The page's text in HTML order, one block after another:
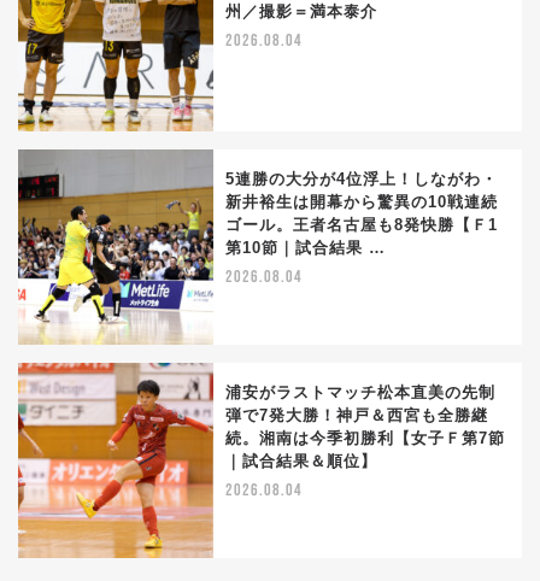
州／撮影＝満本泰介
2026.08.04
5連勝の大分が4位浮上！しながわ・
新井裕生は開幕から驚異の10戦連続
ゴール。王者名古屋も8発快勝【Ｆ1
第10節｜試合結果 …
2026.08.04
浦安がラストマッチ松本直美の先制
弾で7発大勝！神戸＆西宮も全勝継
続。湘南は今季初勝利【女子Ｆ第7節
｜試合結果＆順位】
2026.08.04